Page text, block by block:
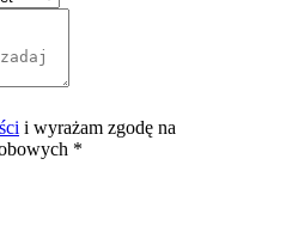
i wyrażam zgodę na
*